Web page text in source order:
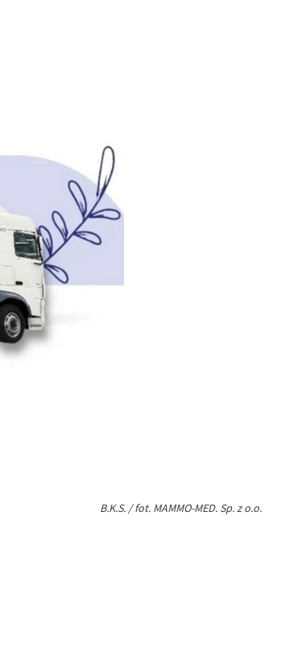
B.K.S. / fot. MAMMO-MED. Sp. z o.o.